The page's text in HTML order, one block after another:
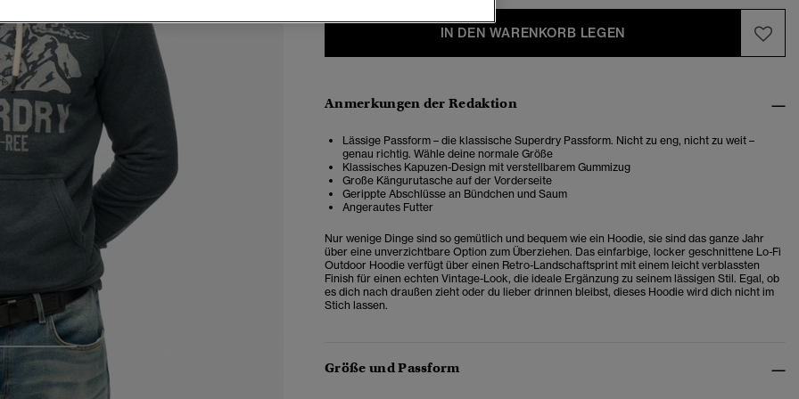
4
IN DEN WARENKORB LEGEN
Anmerkungen der Redaktion
Lässige Passform – die klassische Superdry Passform. Nicht zu eng, nicht zu weit –
genau richtig. Wähle deine normale Größe
Klassisches Kapuzen-Design mit verstellbarem Gummizug
Große Kängurutasche auf der Vorderseite
Gerippte Abschlüsse an Bündchen und Saum
Angerautes Futter
Nur wenige Dinge sind so gemütlich und bequem wie ein Hoodie, sie sind das ganze Jahr
über eine unverzichtbare Option zum Überziehen. Das einfarbige, locker geschnittene Lo-Fi
Outdoor Hoodie verfügt über einen Retro-Landschaftsprint mit einem leicht verblassten
Finish für einen echten Vintage-Look, die ideale Ergänzung zu seinem lässigen Stil. Egal, ob
es dich nach draußen zieht oder du lieber drinnen bleibst, dieses Hoodie wird dich nicht im
Stich lassen.
Größe und Passform